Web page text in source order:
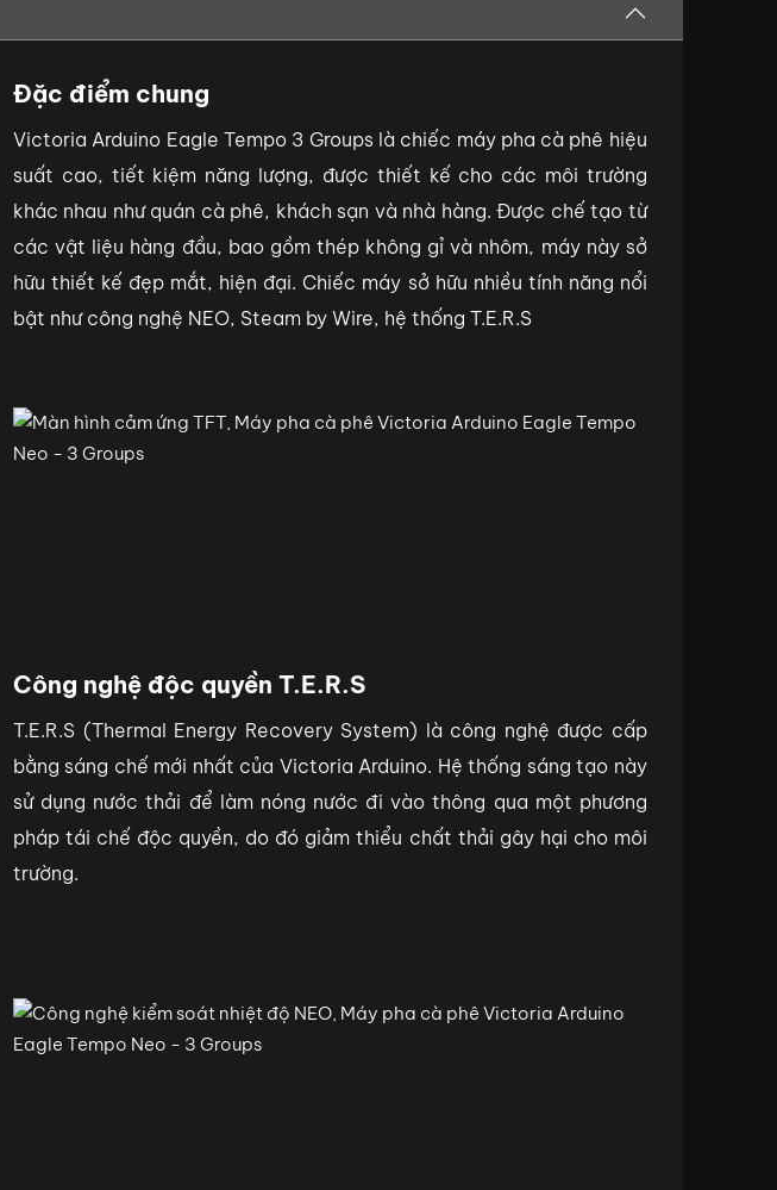
Đặc điểm chung
Victoria Arduino Eagle Tempo 3 Groups là chiếc máy pha cà phê hiệu
suất cao, tiết kiệm năng lượng, được thiết kế cho các môi trường
khác nhau như quán cà phê, khách sạn và nhà hàng. Được chế tạo từ
các vật liệu hàng đầu, bao gồm thép không gỉ và nhôm, máy này sở
hữu thiết kế đẹp mắt, hiện đại. Chiếc máy sở hữu nhiều tính năng nổi
bật như công nghệ NEO, Steam by Wire, hệ thống T.E.R.S
Công nghệ độc quyền T.E.R.S
T.E.R.S (Thermal Energy Recovery System) là công nghệ được cấp
bằng sáng chế mới nhất của Victoria Arduino. Hệ thống sáng tạo này
sử dụng nước thải để làm nóng nước đi vào thông qua một phương
pháp tái chế độc quyền, do đó giảm thiểu chất thải gây hại cho môi
trường.